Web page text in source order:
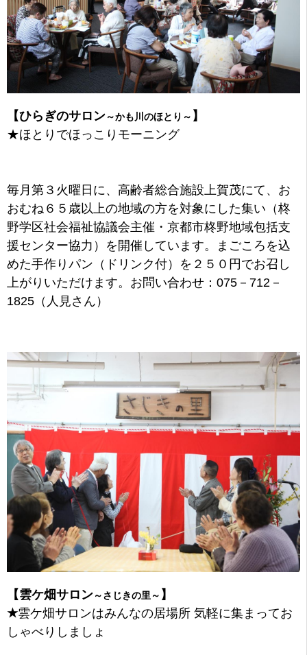
【ひらぎのサロン～かも川のほとり～ 】
★ほとりでほっこりモーニング
毎月第３火曜日に、高齢者総合施設上賀茂にて、お
おむね６５歳以上の地域の方を対象にした集い（柊
野学区社会福祉協議会主催・京都市柊野地域包括支
援センター協力）を開催しています。まごころを込
めた手作りパン（ドリンク付）を２５０円でお召し
上がりいただけます。お問い合わせ：075－712－
1825（人見さん）
【雲ケ畑サロン～さじきの里～ 】
★雲ケ畑サロンはみんなの居場所 気軽に集まってお
しゃべりしましょ